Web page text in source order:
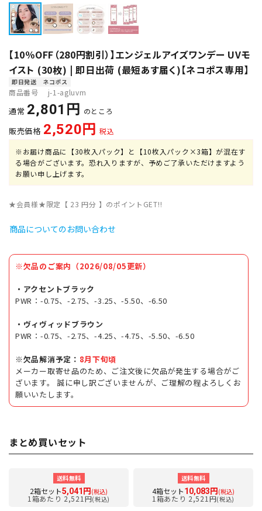
【10％OFF（280円割引）】エンジェルアイズワンデー UVモ
イスト (30枚) | 即日出荷 (最短あす届く)【ネコポス専用】
即日発送 ネコポス
商品番号 j-1-agluvm
通常 2,801 のところ
販売価格 2,520 税込
※お届け商品に【30枚入パック】と【10枚入パック×3箱】が混在す
る場合がございます。恐れ入りますが、予めご了承いただけますよう
お願い申し上げます。
★会員様★限定【 23 円分 】のポイントGET!!
商品についてのお問い合わせ
※欠品のご案内（2026/08/05更新）
・アクセントブラック
PWR：-0.75、-2.75、-3.25、-5.50、-6.50
・ヴィヴィッドブラウン
PWR：-0.75、-2.75、-4.25、-4.75、-5.50、-6.50
※欠品解消予定： 8月下旬頃
メーカー取寄せ品のため、ご注文後に欠品が発生する場合がご
ざいます。 誠に申し訳ございませんが、ご理解の程よろしくお
願いいたします。
まとめ買いセット
送料無料
2箱セット5,041円 (税込)
1箱あたり 2,521円(税込)
送料無料
4箱セット10,083円 (税込)
1箱あたり 2,521円(税込)